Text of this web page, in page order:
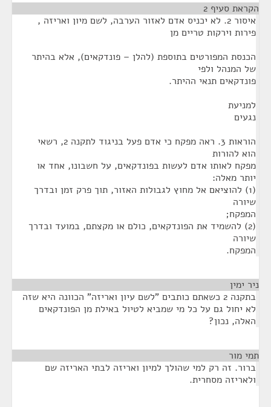
סעיף 2 ¶
איסור 2. לא יכניס אדם לאזור הערבה, לשם מיון ואריזה ,
וירקות טריים מן
המפורטים בתוספת (להלן – פונדקאים), אלא בהיתר
המנהל ולפי
תנאי ההיתר.
הוראות 3. ראה מפקח כי אדם פעל בניגוד לתקנה 2, רשאי
להורות
לאותו אדם לעשות בפונדקאים, על חשבונו, אחד או
מאלה:
(1) להוציאם אל מחוץ לגבולות האזור, תוך פרק זמן ובדרך
(2) להשמיד את הפונדקאים, כולם או מקצתם, במועד ובדרך
ימין ¶
בתקנה 2 כשאתם כותבים "לשם עיון ואריזה" הכוונה היא שזה
יחול גם על כל מי שמביא לטיול באילת מן הפונדקאים
נכון?
מור ¶
זה רק למי שהולך למיון ואריזה לבתי האריזה שם
מסחרית.